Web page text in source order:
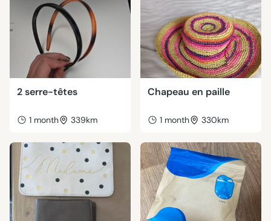
2 serre-têtes
1 month 339km
Chapeau en paille
1 month 330km